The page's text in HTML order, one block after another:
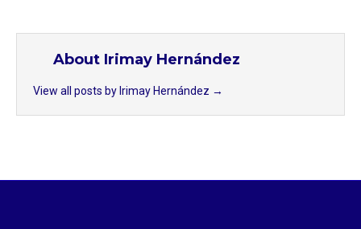
About Irimay Hernández
View all posts by Irimay Hernández →